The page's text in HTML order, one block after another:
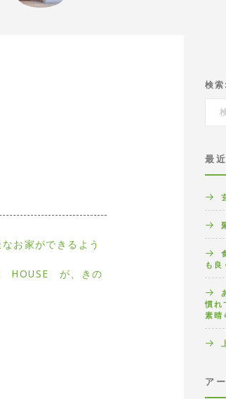
お家ができるよう
HOUSE が、きの
検索:
最
も
慣れ
素晴
ア